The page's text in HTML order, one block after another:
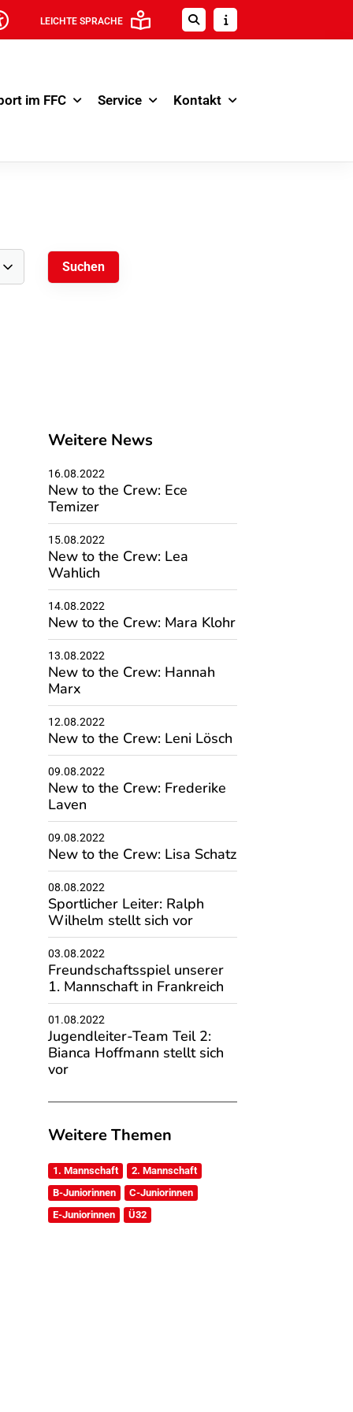
LEICHTE SPRACHE
im FFC Service Kontakt
Weitere News
16.08.2022
New to the Crew: Ece
Temizer
15.08.2022
New to the Crew: Lea
Wahlich
14.08.2022
New to the Crew: Mara Klohr
13.08.2022
New to the Crew: Hannah
Marx
12.08.2022
New to the Crew: Leni Lösch
09.08.2022
New to the Crew: Frederike
Laven
09.08.2022
New to the Crew: Lisa Schatz
08.08.2022
Sportlicher Leiter: Ralph
Wilhelm stellt sich vor
03.08.2022
Freundschaftsspiel unserer
1. Mannschaft in Frankreich
01.08.2022
Jugendleiter-Team Teil 2:
Bianca Hoffmann stellt sich
vor
Weitere Themen
1. Mannschaft
2. Mannschaft
B-Juniorinnen
C-Juniorinnen
E-Juniorinnen
Ü32